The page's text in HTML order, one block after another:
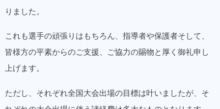
りました。
これも選手の頑張りはもちろん、指導者や保護者そして、
皆様方の平素からのご支援、ご協力の賜物と厚く御礼申し
上げます。
ただし、それぞれ全国大会出場の目標は叶いましたが、そ